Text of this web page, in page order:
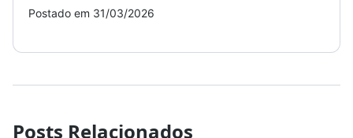
Postado em 31/03/2026
Posts Relacionados